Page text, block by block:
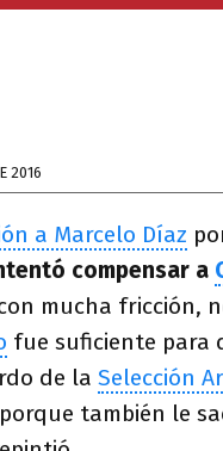
2016
a Marcelo Díaz
compensar a
mucha fricción,
fue suficiente para
de la Selección
también le